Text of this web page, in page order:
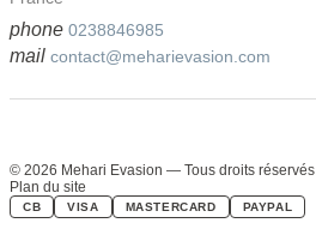
phone 0238846985
mail contact@meharievasion.com
© 2026 Mehari Evasion — Tous droits réservés
Plan du site
CB VISA MASTERCARD PAYPAL